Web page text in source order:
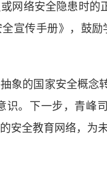
网络安全隐患时的
宣传手册》，鼓
的国家安全概念转
识。下一步，青峰
安全教育网络，为